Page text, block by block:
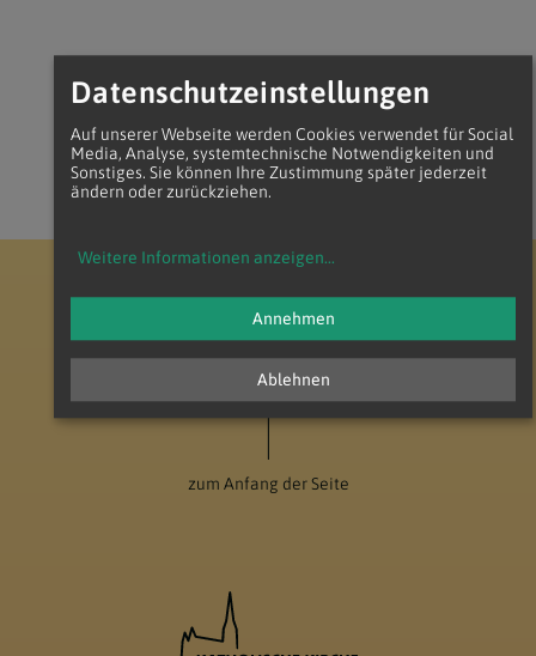
Pfarre Christus am Wienerberg
Teilgemeinde Zu den hl. Aposteln
zum Anfang der Seite
Datenschutzeinstellungen
Auf unserer Webseite werden Cookies verwendet für Social
Media, Analyse, systemtechnische Notwendigkeiten und
Sonstiges. Sie können Ihre Zustimmung später jederzeit
ändern oder zurückziehen.
Weitere Informationen anzeigen...
Ablehnen
Annehmen